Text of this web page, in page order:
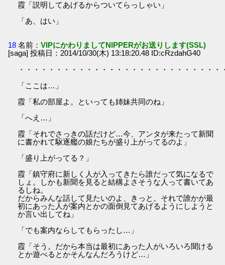
霞「説明してあげるからついてらっしゃい」
「あ、はい」
18 名前：VIPにかわりましてNIPPERがお送りします(SSL)
[saga] 投稿日：2014/10/30(木) 13:18:20.48 ID:cRzdahG40
・・・・・・・・・・・・・・・・・・・・・・・・・・
「ここは…」
霞「私の部屋よ。といっても姉妹共同のね」
「へえ…」
霞「それでさっきの話だけど…今、アンタが来たって新聞
に書かれて駆逐艦の娘たちが盛り上がってるのよ」
「盛り上がってる？」
霞「鎮守府に新しく人が入ってきたら誰だって気になるで
しょ。しかも新聞を見ると結構よさそうな人って書いてあ
るしね。
だからみんな話して見たいのよ、きっと。それで誰かが最
初にあった人が案内とかの面倒見てあげるようにしようと
か言い出してね」
「でも案内ならしてもらったし…」
霞「そう。だから本当は最初にあった人がいろいろ聞ける
とか遊べるとかそんなんだろうけど…」